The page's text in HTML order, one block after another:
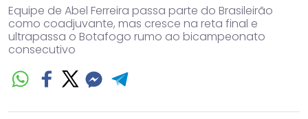
Equipe de Abel Ferreira passa parte do Brasileirão
como coadjuvante, mas cresce na reta final e
ultrapassa o Botafogo rumo ao bicampeonato
consecutivo